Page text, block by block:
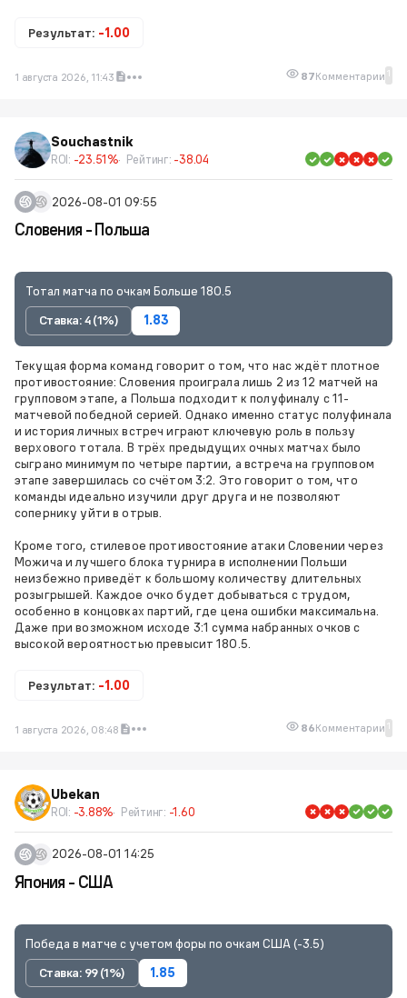
Результат: -1.00
1 августа 2026, 11:43 87Комментарии 1
Souchastnik
ROI: -23.51% Рейтинг: -38.04
2026-08-01 09:55
Словения - Польша
Тотал матча по очкам Больше 180.5
Ставка: 4 (1%)
1.83
Текущая форма команд говорит о том, что нас ждёт плотное
противостояние: Словения проиграла лишь 2 из 12 матчей на
групповом этапе, а Польша подходит к полуфиналу с 11-
матчевой победной серией. Однако именно статус полуфинала
и история личных встреч играют ключевую роль в пользу
верхового тотала. В трёх предыдущих очных матчах было
сыграно минимум по четыре партии, а встреча на групповом
этапе завершилась со счётом 3:2. Это говорит о том, что
команды идеально изучили друг друга и не позволяют
сопернику уйти в отрыв.
Кроме того, стилевое противостояние атаки Словении через
Можича и лучшего блока турнира в исполнении Польши
неизбежно приведёт к большому количеству длительных
розыгрышей. Каждое очко будет добываться с трудом,
особенно в концовках партий, где цена ошибки максимальна.
Даже при возможном исходе 3:1 сумма набранных очков с
высокой вероятностью превысит 180.5.
Результат: -1.00
1 августа 2026, 08:48 86Комментарии 1
Ubekan
ROI: -3.88% Рейтинг: -1.60
2026-08-01 14:25
Япония - США
Победа в матче с учетом форы по очкам США (-3.5)
Ставка: 99 (1%)
1.85